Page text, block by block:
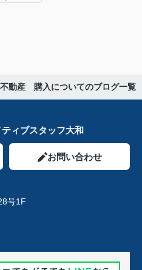
不動産 購入についてのブログ一覧
ィブスタッフ大和
お問い合わせ
号1F